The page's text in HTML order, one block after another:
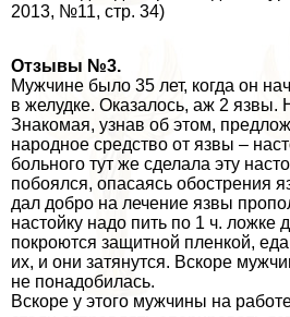
2013, №11, стр. 34)
Отзывы №3.
Мужчине было 35 лет, когда он
в желудке. Оказалось, аж 2 язвы.
Знакомая, узнав об этом,
народное средство от язвы –
больного тут же сделала эту
побоялся, опасаясь обострения
дал добро на лечение язвы
настойку надо пить по 1 ч. ложке
покроются защитной пленкой,
их, и они затянутся. Вскоре
не понадобилась.
Вскоре у этого мужчины на